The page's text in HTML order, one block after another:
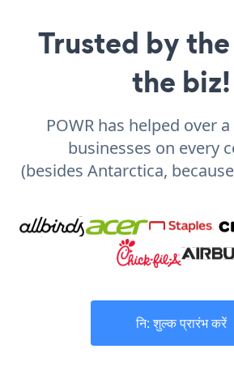
Trusted by
the biz!
POWR has helped over
businesses on every
(besides Antarctica,
नि: शुल्क प्रारंभ करें